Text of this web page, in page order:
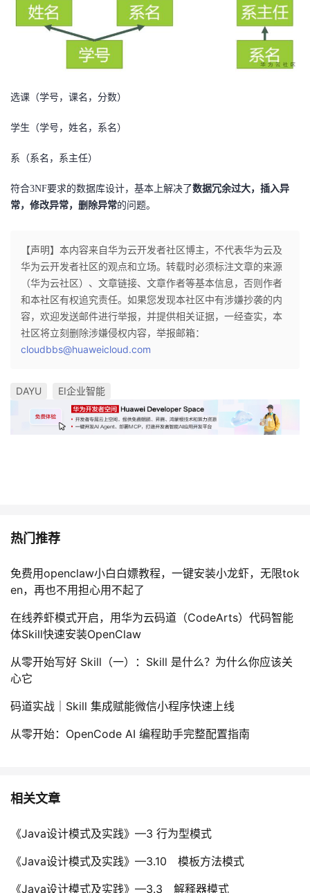
选课（学号，课名，分数）
学生（学号，姓名，系名）
系（系名，系主任）
符合3NF要求的数据库设计，基本上解决了数据冗余过大，插入异
常，修改异常，删除异常的问题。
【声明】本内容来自华为云开发者社区博主，不代表华为云及
华为云开发者社区的观点和立场。转载时必须标注文章的来源
（华为云社区）、文章链接、文章作者等基本信息，否则作者
和本社区有权追究责任。如果您发现本社区中有涉嫌抄袭的内
容，欢迎发送邮件进行举报，并提供相关证据，一经查实，本
社区将立刻删除涉嫌侵权内容，举报邮箱：
cloudbbs@huaweicloud.com
DAYU EI企业智能
热门推荐
免费用openclaw小白白嫖教程，一键安装小龙虾，无限tok
en，再也不用担心用不起了
在线养虾模式开启，用华为云码道（CodeArts）代码智能
体Skill快速安装OpenClaw
从零开始写好 Skill（一）：Skill 是什么？为什么你应该关
心它
码道实战｜Skill 集成赋能微信小程序快速上线
从零开始：OpenCode AI 编程助手完整配置指南
相关文章
《Java设计模式及实践》—3 行为型模式
《Java设计模式及实践》—3.10 模板方法模式
《Java设计模式及实践》—3.3 解释器模式